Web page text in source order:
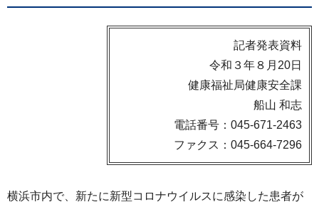
記者発表資料
令和３年８月20日
健康福祉局健康安全課
船山 和志
電話番号：045-671-2463
ファクス：045-664-7296
横浜市内で、新たに新型コロナウイルスに感染した患者が